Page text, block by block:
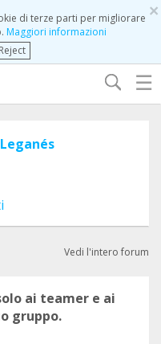
×
di terze parti per migliorare
Maggiori informazioni
Reject
☰
Vedi l'intero forum
ai teamer e ai
gruppo.